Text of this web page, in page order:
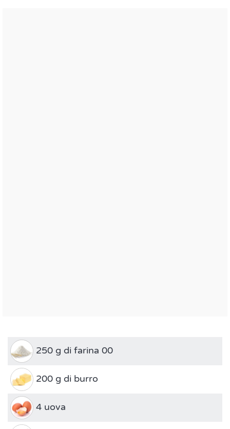
250 g di farina 00
200 g di burro
4 uova